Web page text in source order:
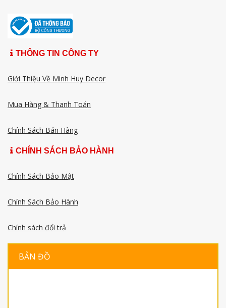
THÔNG TIN CÔNG TY
Giới Thiệu Về Minh Huy Decor
Mua Hàng & Thanh Toán
Chính Sách Bán Hàng
CHÍNH SÁCH BẢO HÀNH
Chính Sách Bảo Mật
Chính Sách Bảo Hành
Chính sách đổi trả
BẢN ĐỒ